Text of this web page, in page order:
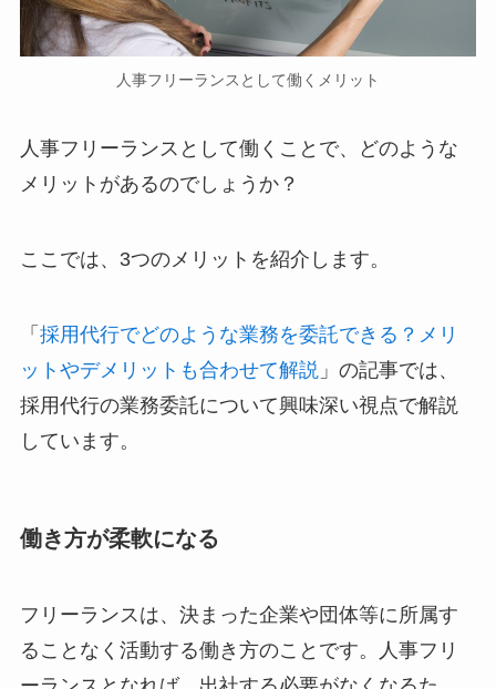
人事フリーランスとして働くメリット
人事フリーランスとして働くことで、どのような
メリットがあるのでしょうか？
ここでは、3つのメリットを紹介します。
「 採用代行でどのような業務を委託できる？メリ
ットやデメリットも合わせて解説 」の記事では、
採用代行の業務委託について興味深い視点で解説
しています。
働き方が柔軟になる
フリーランスは、決まった企業や団体等に所属す
ることなく活動する働き方のことです。人事フリ